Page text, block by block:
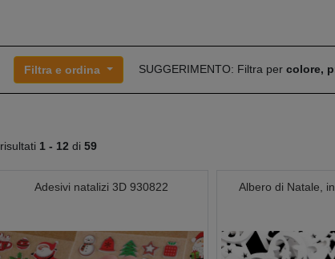
Filtra e ordina SUGGERIMENTO: Filtra per colore,
risultati 1 - 12 di 59
Adesivi natalizi 3D 930822 Albero di Natale,